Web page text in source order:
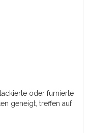
oder furnierte
geneigt, treffen auf